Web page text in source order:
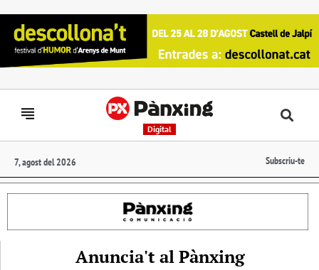
Digital
7, agost del 2026 Subscriu-te
Anuncia't al Pànxing